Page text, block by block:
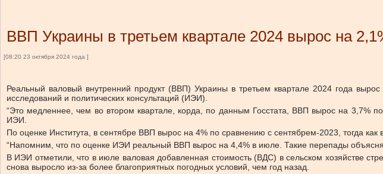
ВВП Украины в третьем квартале 2024 вырос на
[08:20 23 октября 2024 года ]
Реальный валовый внутренний продукт (ВВП) Украины в третьем квартале 2024 года
исследований и политических консультаций (ИЭИ).
“Это медленнее, чем во втором квартале, корда, по данным Госстата, ВВП вырос на 3,7%
ИЭИ.
По оценке Института, в сентябре ВВП вырос на 4% по сравнению с сентябрем-2023, тогда
“Напомним, что по оценке ИЭИ реальный ВВП вырос на 4,4% в июле. Такие перепады
В ИЭИ отметили, что в июле валовая добавленная стоимость (ВДС) в сельском хозяйстве
снова выросло из-за более благоприятных погодных условий, чем год назад.